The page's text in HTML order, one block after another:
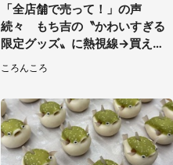
「全店舗で売って！」の声
続々 もち吉の〝かわいすぎる
限定グッズ〟に熱視線→買える
ころんころ